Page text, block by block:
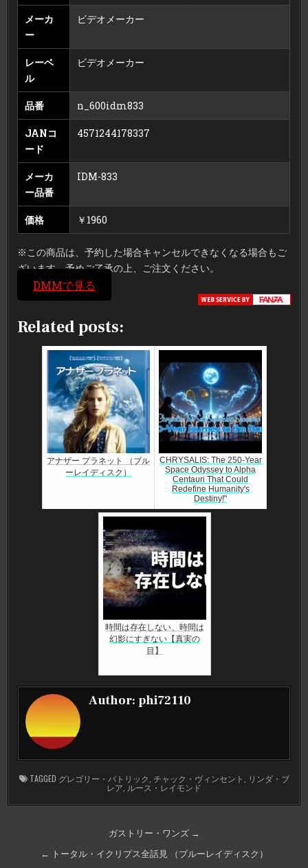
メーカ
ー
ビデオメーカー
レーベ
ル
ビデオメーカー
品番 n_600idm833
JANコ
ード
4571244178337
メーカ
ー品番
IDM-833
価格 ￥1960
※この商品は、予約した場合キャンセルできなくなる場合もご
ざいます。予めご了承の上、ご注文ください。
DMMで見る
Related posts:
アナザー プラネット （ブル
ーレイディスク）
CHRYSALIS: The 250-Year
Space Odyssey to Alpha
Centauri That Could
Redefine Humanity's
Destiny!"
時間は存在しない、時間は
幻影にすぎない【真実の
目】
Author: phi72110
TAGGED グレゴリー・パトリック チャック・ヴィンセント リンダ・ブ
レア ルース・レイモンド
ガストリー・ワンズ →
← トータル・イクリプス全話見 （ブルーレイディスク）